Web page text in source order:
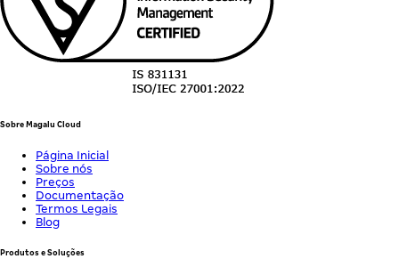
Sobre Magalu Cloud
Página Inicial
Sobre nós
Preços
Documentação
Termos Legais
Blog
Produtos e Soluções